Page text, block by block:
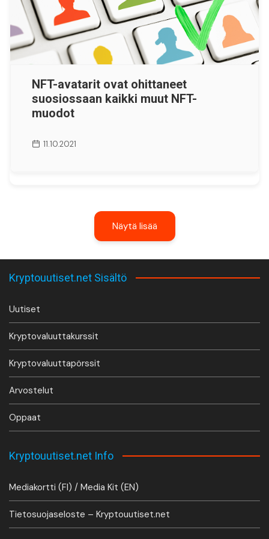
NFT-avatarit ovat ohittaneet
suosiossaan kaikki muut NFT-
muodot
11.10.2021
Näytä lisää
Kryptouutiset.net Sisältö
Uutiset
Kryptovaluuttakurssit
Kryptovaluuttapörssit
Arvostelut
Oppaat
Kryptouutiset.net Info
Mediakortti (FI) / Media Kit (EN)
Tietosuojaseloste – Kryptouutiset.net